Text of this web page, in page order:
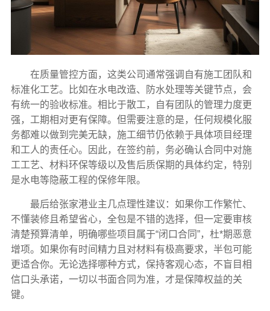
在质量管控方面，这类公司通常强调自有施工团队和
标准化工艺。比如在水电改造、防水处理等关键节点，会
有统一的验收标准。相比于散工，自有团队的管理力度更
强，工期相对更有保障。但需要注意的是，任何规模化服
务都难以做到完美无缺，施工细节仍依赖于具体项目经理
和工人的责任心。因此，在签约前，务必确认合同中对施
工工艺、材料环保等级以及售后质保期的具体约定，特别
是水电等隐蔽工程的保修年限。
最后给张家港业主几点理性建议：如果你工作繁忙、
不懂装修且希望省心，全包是不错的选择，但一定要审核
清楚预算清单，明确哪些项目属于“闭口合同”，杜*期恶意
增项。如果你有时间精力且对材料有极高要求，半包可能
更适合你。无论选择哪种方式，保持客观心态，不盲目相
信口头承诺，一切以书面合同为准，才是保障权益的关
键。